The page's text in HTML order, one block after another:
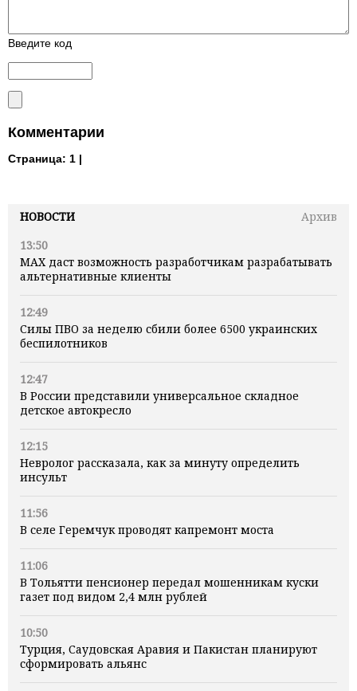
НОВОСТИ
Архив
13:50
MAX даст возможность разработчикам разрабатывать
альтернативные клиенты
12:49
Силы ПВО за неделю сбили более 6500 украинских
беспилотников
12:47
В России представили универсальное складное
детское автокресло
12:15
Невролог рассказала, как за минуту определить
инсульт
11:56
В селе Геремчук проводят капремонт моста
11:06
В Тольятти пенсионер передал мошенникам куски
газет под видом 2,4 млн рублей
10:50
Турция, Саудовская Аравия и Пакистан планируют
сформировать альянс
Введите код
Комментарии
Страница: 1 |